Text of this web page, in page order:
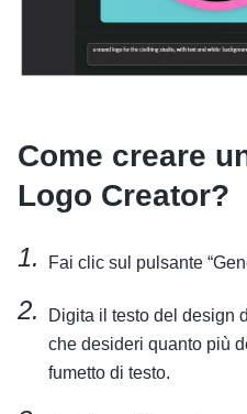
Come creare
Logo Creator?
Fai clic sul pulsante
Digita il testo del design
che desideri quanto più
fumetto di testo.